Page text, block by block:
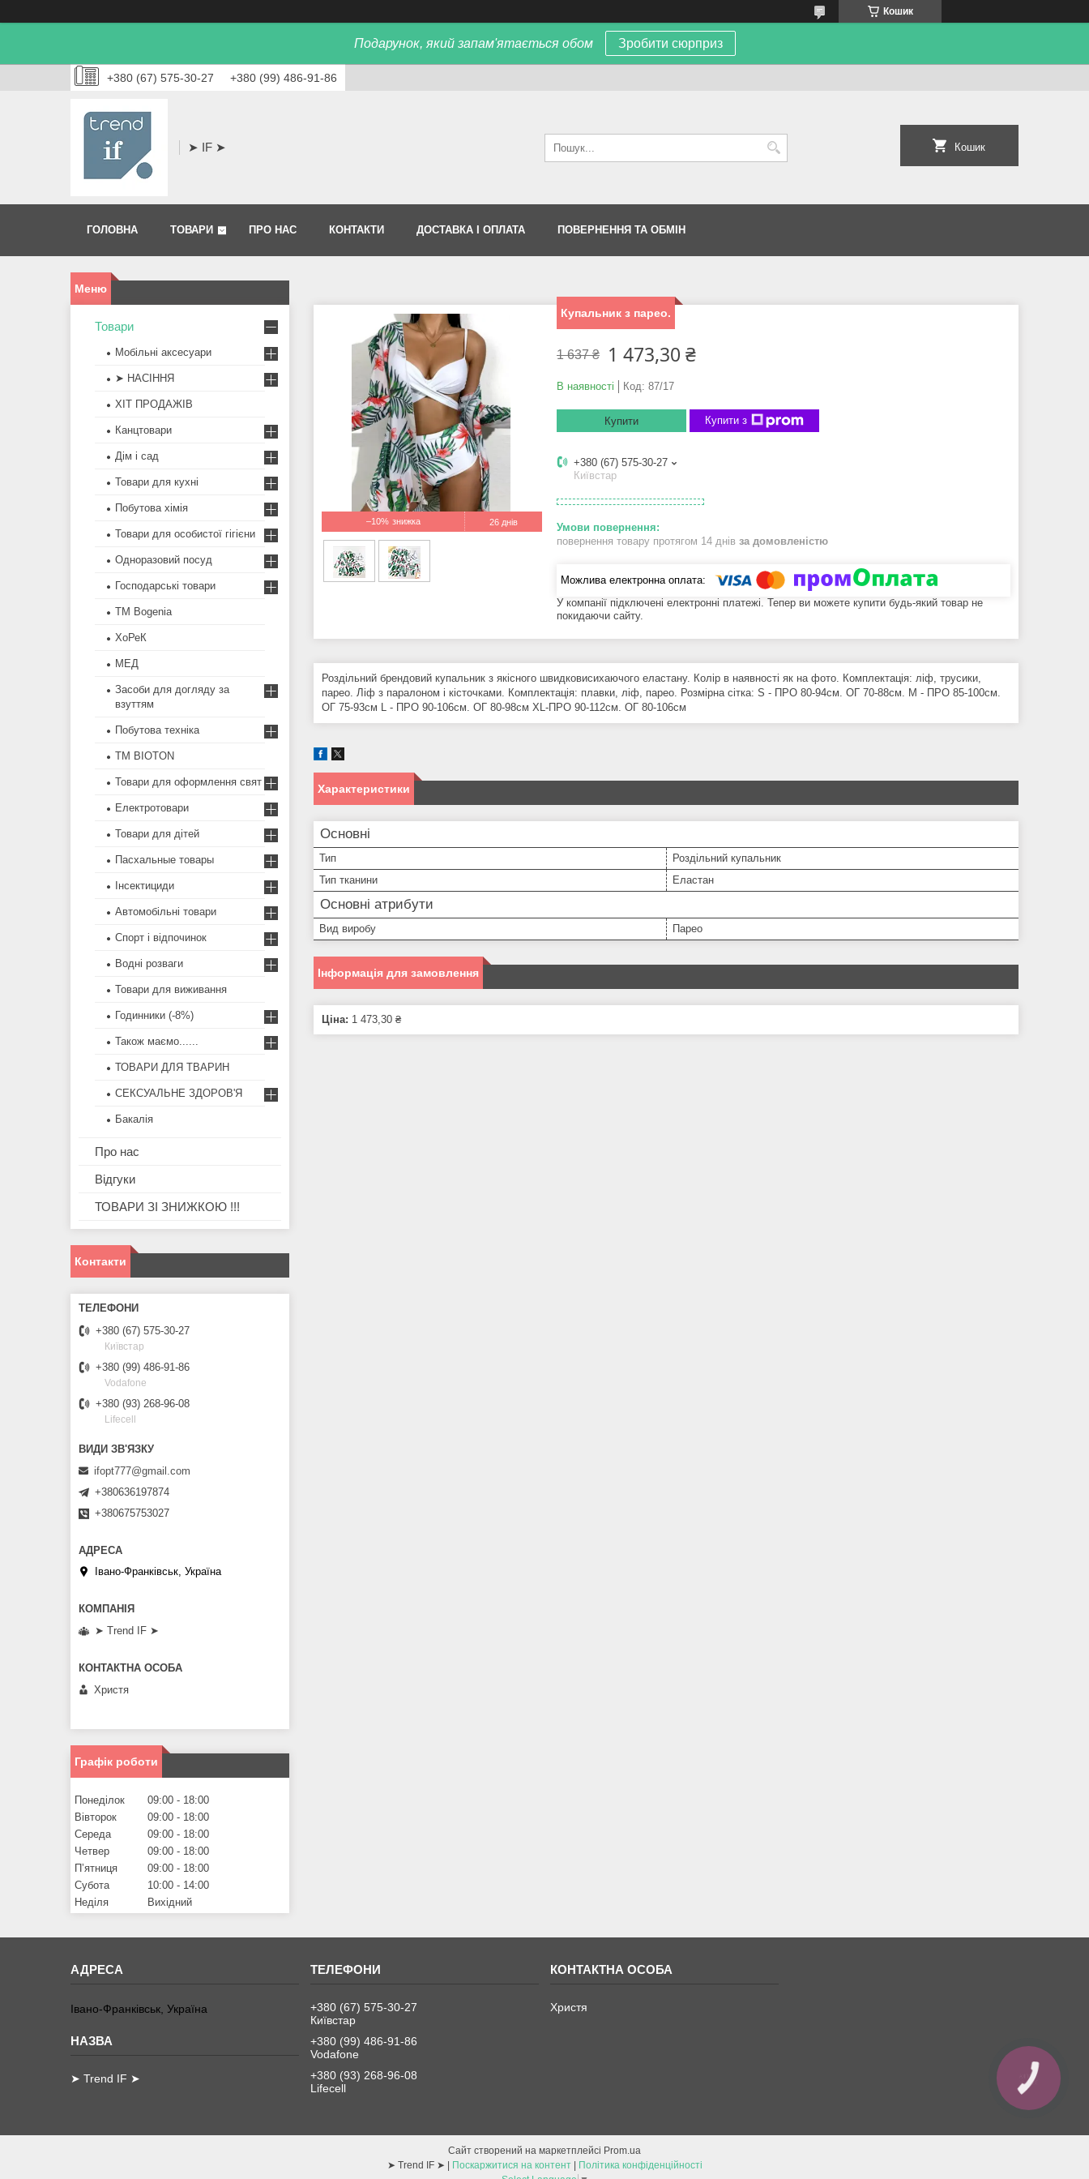
Кошик
Подарунок, який запам'ятається обом Зробити сюрприз
+380 (67) 575-30-27 +380 (99) 486-91-86
➤ IF ➤ Кошик
ГОЛОВНА ТОВАРИ ПРО НАС КОНТАКТИ ДОСТАВКА І ОПЛАТА ПОВЕРНЕННЯ ТА ОБМІН
–10% 26 днів
Купальник з парео.
1 637 ₴ 1 473,30 ₴
В наявності Код: 87/17
Купити Купити з
+380 (67) 575-30-27
Київстар
повернення товару протягом 14 днів за домовленістю
У компанії підключені електронні платежі. Тепер ви можете купити будь-який товар не
покидаючи сайту.
Роздільний брендовий купальник з якісного швидковисихаючого еластану. Колір в наявності як на фото. Комплектація: ліф, трусики,
парео. Ліф з паралоном і кісточками. Комплектація: плавки, ліф, парео. Розмірна сітка: S - ПРО 80-94см. ОГ 70-88см. M - ПРО 85-100см.
ОГ 75-93см L - ПРО 90-106см. ОГ 80-98см XL-ПРО 90-112см. ОГ 80-106см
Характеристики
Основні
Тип
Роздільний купальник
Тип тканини
Еластан
Основні атрибути
Вид виробу Парео
Інформація для замовлення
Ціна: 1 473,30 ₴
Товари
Мобільні аксесуари
➤ НАСІННЯ
ХІТ ПРОДАЖІВ
Канцтовари
Дім і сад
Товари для кухні
Побутова хімія
Товари для особистої гігієни
Одноразовий посуд
Господарські товари
ТМ Bogenia
ХоРеК
МЕД
Засоби для догляду за
взуттям
Побутова техніка
ТМ BIOTON
Товари для оформлення свят
Електротовари
Товари для дітей
Пасхальные товары
Інсектициди
Автомобільні товари
Спорт і відпочинок
Водні розваги
Товари для виживання
Годинники (-8%)
Також маємо......
ТОВАРИ ДЛЯ ТВАРИН
СЕКСУАЛЬНЕ ЗДОРОВ'Я
Бакалія
Про нас
Відгуки
ТОВАРИ ЗІ ЗНИЖКОЮ !!!
Контакти
+380 (67) 575-30-27
Київстар
+380 (99) 486-91-86
Vodafone
+380 (93) 268-96-08
Lifecell
ifopt777@gmail.com
+380636197874
+380675753027
Івано-Франківськ, Україна
➤ Trend IF ➤
Христя
Графік роботи
Понеділок 09:00
18:00
Вівторок
09:00
18:00
Середа
09:00
18:00
Четвер
09:00
18:00
Пʼятниця
09:00
18:00
Субота
10:00
14:00
Неділя
Вихідний
Івано-Франківськ, Україна
➤ Trend IF ➤
+380 (67) 575-30-27
Київстар
+380 (99) 486-91-86
Vodafone
+380 (93) 268-96-08
Lifecell
Христя
Сайт створений на маркетплейсі Prom.ua
➤ Trend IF ➤ | Поскаржитися на контент | Політика конфіденційності
КНОПКА
ЗВ'ЯЗКУ